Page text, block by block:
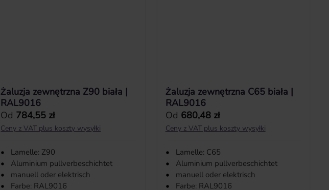
Żaluzja zewnętrzna Z90 biała |
RAL9016
Cena regularna:
Od 784,55 zł
Ceny z VAT plus koszty wysyłki
•
Lamelle: Z90
•
Aluminium pullverbeschichtet
•
manuell oder elektrisch
•
Farbe: RAL9016
Żaluzja zewnętrzna C65 biała |
RAL9016
Cena regularna:
Od 680,48 zł
Ceny z VAT plus koszty wysyłki
•
Lamelle: C65
•
Aluminium pullverbeschichtet
•
manuell oder elektrisch
•
Farbe: RAL9016